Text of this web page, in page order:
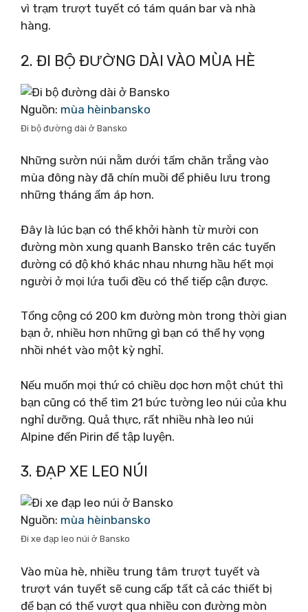
vì trạm trượt tuyết có tám quán bar và nhà
hàng.
2. ĐI BỘ ĐƯỜNG DÀI VÀO MÙA HÈ
Nguồn: mùa hèinbansko
Đi bộ đường dài ở Bansko
Những sườn núi nằm dưới tấm chăn trắng vào
mùa đông này đã chín muồi để phiêu lưu trong
những tháng ấm áp hơn.
Đây là lúc bạn có thể khởi hành từ mười con
đường mòn xung quanh Bansko trên các tuyến
đường có độ khó khác nhau nhưng hầu hết mọi
người ở mọi lứa tuổi đều có thể tiếp cận được.
Tổng cộng có 200 km đường mòn trong thời gian
bạn ở, nhiều hơn những gì bạn có thể hy vọng
nhồi nhét vào một kỳ nghỉ.
Nếu muốn mọi thứ có chiều dọc hơn một chút thì
bạn cũng có thể tìm 21 bức tường leo núi của khu
nghỉ dưỡng. Quả thực, rất nhiều nhà leo núi
Alpine đến Pirin để tập luyện.
3. ĐẠP XE LEO NÚI
Nguồn: mùa hèinbansko
Đi xe đạp leo núi ở Bansko
Vào mùa hè, nhiều trung tâm trượt tuyết và
trượt ván tuyết sẽ cung cấp tất cả các thiết bị
để bạn có thể vượt qua nhiều con đường mòn